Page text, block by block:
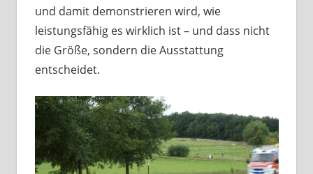
und damit demonstrieren wird, wie
leistungsfähig es wirklich ist – und dass nicht
die Größe, sondern die Ausstattung
entscheidet.